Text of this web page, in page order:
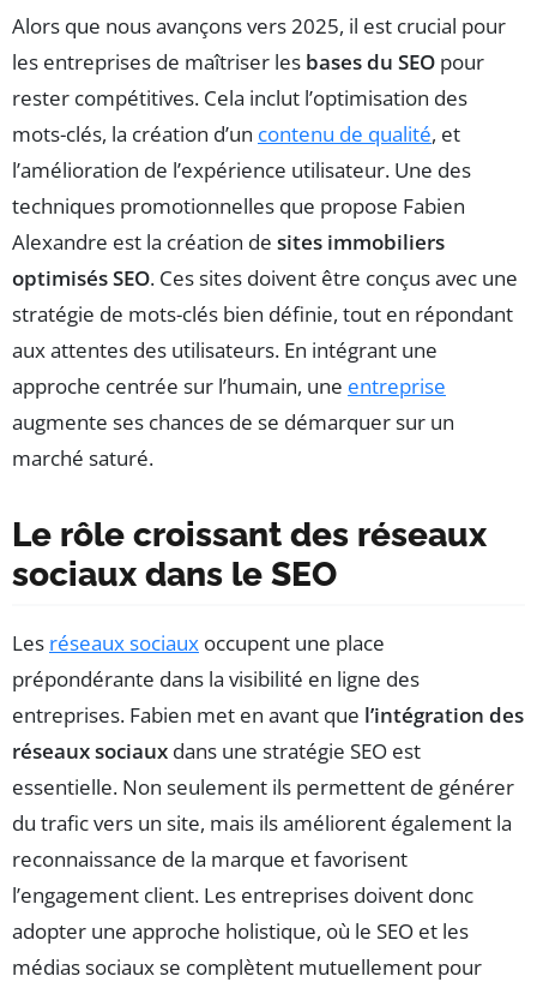
Alors que nous avançons vers 2025, il est crucial pour
les entreprises de maîtriser les bases du SEO pour
rester compétitives. Cela inclut l’optimisation des
mots-clés, la création d’un contenu de qualité, et
l’amélioration de l’expérience utilisateur. Une des
techniques promotionnelles que propose Fabien
Alexandre est la création de sites immobiliers
optimisés SEO. Ces sites doivent être conçus avec une
stratégie de mots-clés bien définie, tout en répondant
aux attentes des utilisateurs. En intégrant une
approche centrée sur l’humain, une entreprise
augmente ses chances de se démarquer sur un
marché saturé.
Le rôle croissant des réseaux
sociaux dans le SEO
Les réseaux sociaux occupent une place
prépondérante dans la visibilité en ligne des
entreprises. Fabien met en avant que l’intégration des
réseaux sociaux dans une stratégie SEO est
essentielle. Non seulement ils permettent de générer
du trafic vers un site, mais ils améliorent également la
reconnaissance de la marque et favorisent
l’engagement client. Les entreprises doivent donc
adopter une approche holistique, où le SEO et les
médias sociaux se complètent mutuellement pour